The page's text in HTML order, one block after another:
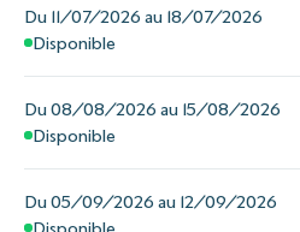
Du 11/07/2026 au 18/07/2026
Disponible
Du 08/08/2026 au 15/08/2026
Disponible
Du 05/09/2026 au 12/09/2026